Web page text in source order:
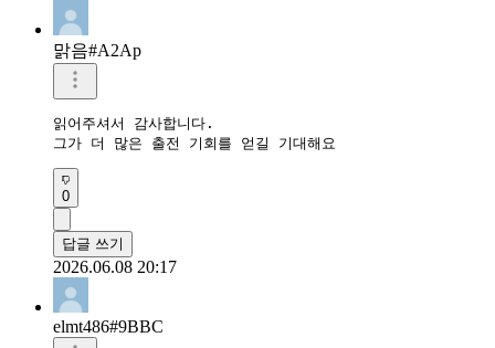
맑음#A2Ap
읽어주셔서 감사합니다.
그가 더 많은 출전 기회를 얻길 기대해요
0
답글 쓰기
2026.06.08 20:17
elmt486#9BBC